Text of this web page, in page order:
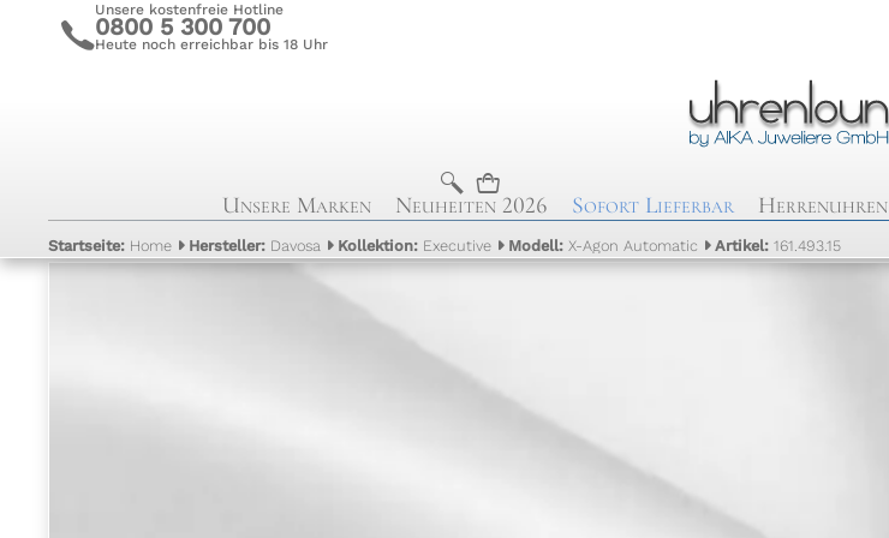
c
Unsere kostenfreie Hotline
0800 5 300 700
Heute noch erreichbar bis 18 Uhr
b n
Unsere Marken Neuheiten 2026 Sofort Lieferbar Herrenuhren
Startseite: Home Hersteller: Davosa Kollektion: Executive Modell:X-Agon Automatic Artikel:161.493.15